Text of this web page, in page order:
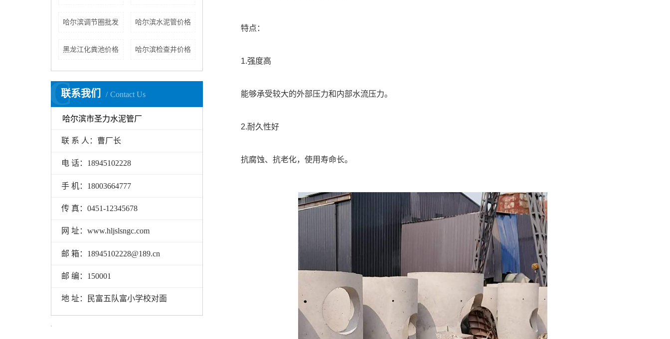
哈尔滨调节圈批发 哈尔滨水泥管价格
黑龙江化粪池价格 哈尔滨检查井价格
联系我们 Contact Us
C
哈尔滨市圣力水泥管厂
联 系 人：曹厂长
电 话：18945102228
手 机：18003664777
传 真：0451-12345678
网 址：www.hljslsngc.com
邮 箱：18945102228@189.cn
邮 编：150001
地 址：民富五队富小学校对面
特点：
1.强度高
能够承受较大的外部压力和内部水流压力。
2.耐久性好
抗腐蚀、抗老化，使用寿命长。